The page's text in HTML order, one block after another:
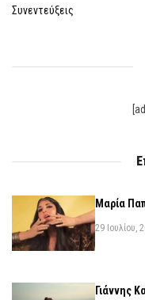
Συνεντεύξεις
Μαρία
29 Ιουλίου,
Γιάννης